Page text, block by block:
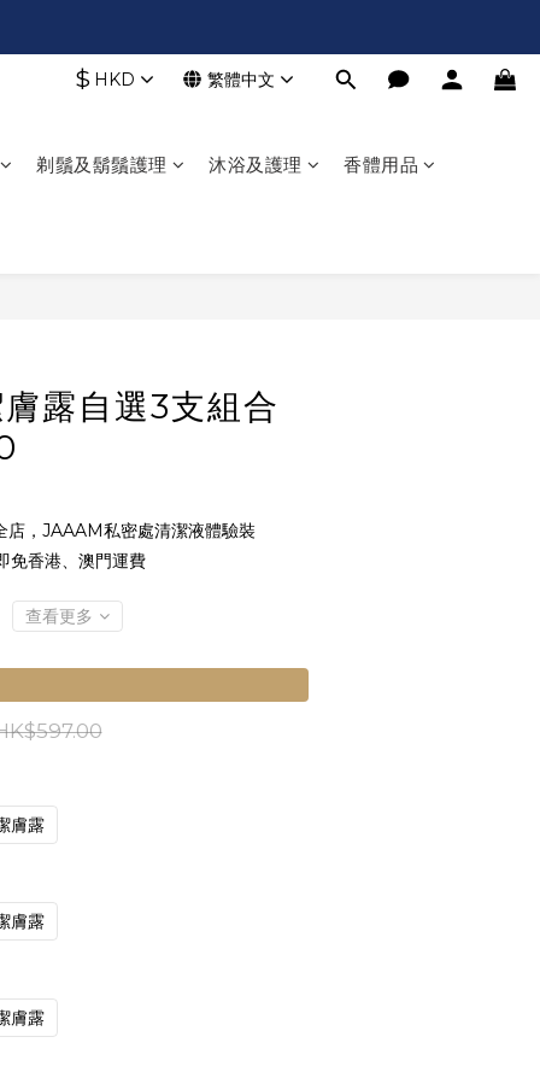
$ HKD 繁體中文
剃鬚及鬍鬚護理 沐浴及護理 香體用品
露自選3支組合
店，JAAAM私密處清潔液體驗裝
免香港、澳門運費
查看更多
膚露
膚露
膚露